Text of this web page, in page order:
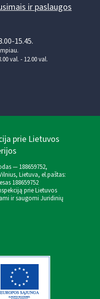
ir paslaugos
15.45.
val. - 12.00 val.
prie Lietuvos
— 188659752,
Lietuva, el.paštas:
188659752
prie Lietuvos
ir saugomi Juridinių